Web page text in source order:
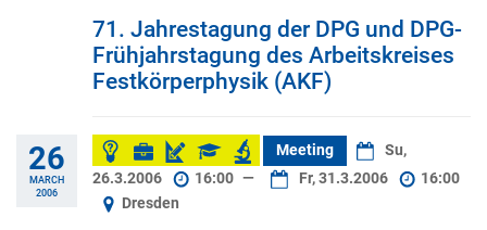
71. Jahrestagung der DPG und DPG-
Frühjahrstagung des Arbeitskreises
Festkörperphysik (AKF)
26
MARCH
2006
Meeting
Su,
26.3.2006
16:00 — Fr, 31.3.2006
16:00
Dresden